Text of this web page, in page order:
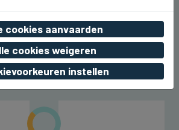
onderbroken tussen
en Diksmuide
13:37
cookies aanvaarden
cookies weigeren
instellen